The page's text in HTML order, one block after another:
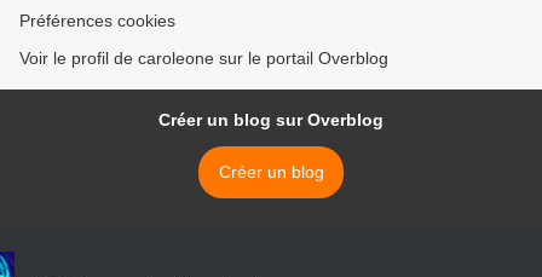
Préférences cookies
Voir le profil de caroleone sur le portail Overblog
Créer un blog sur Overblog
Créer un blog